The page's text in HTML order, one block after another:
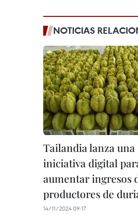
NOTICIAS
Tailandia lanza una
iniciativa digital
aumentar ingresos
productores de
14/11/2024 09:17